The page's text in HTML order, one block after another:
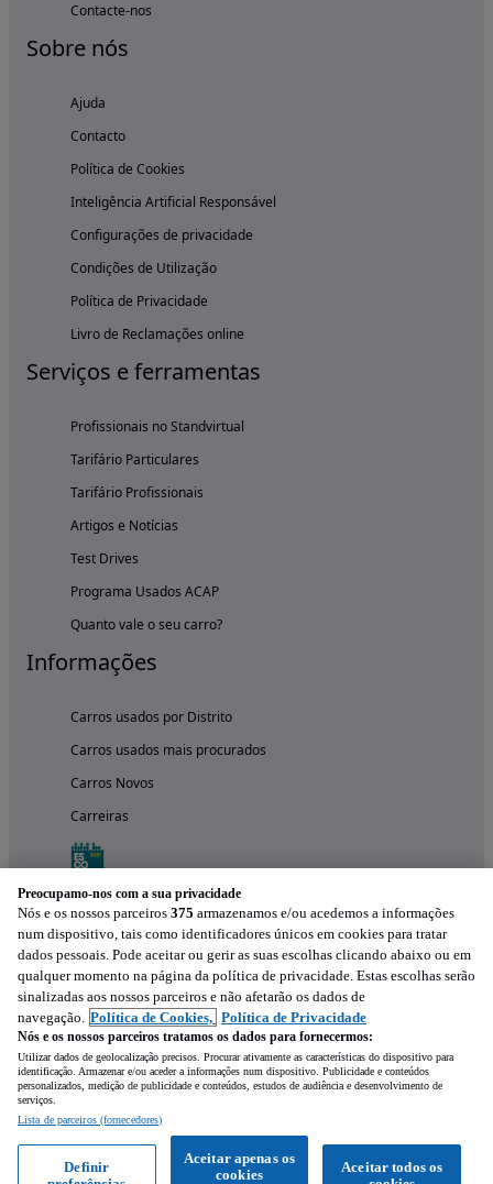
Contacte-nos
Sobre nós
Ajuda
Contacto
Política de Cookies
Inteligência Artificial Responsável
Configurações de privacidade
Condições de Utilização
Política de Privacidade
Livro de Reclamações online
Serviços e ferramentas
Profissionais no Standvirtual
Tarifário Particulares
Tarifário Profissionais
Artigos e Notícias
Test Drives
Programa Usados ACAP
Quanto vale o seu carro?
Informações
Carros usados por Distrito
Carros usados mais procurados
Carros Novos
Carreiras
Experimenta a aplicação
Preocupamo-nos com a sua privacidade
Nós e os nossos parceiros 375 armazenamos e/ou acedemos a informações
num dispositivo, tais como identificadores únicos em cookies para tratar
dados pessoais. Pode aceitar ou gerir as suas escolhas clicando abaixo ou em
qualquer momento na página da política de privacidade. Estas escolhas serão
sinalizadas aos nossos parceiros e não afetarão os dados de
navegação. Política de Cookies, Política de Privacidade
Nós e os nossos parceiros tratamos os dados para fornecermos:
Utilizar dados de geolocalização precisos. Procurar ativamente as características do dispositivo para
identificação. Armazenar e/ou aceder a informações num dispositivo. Publicidade e conteúdos
personalizados, medição de publicidade e conteúdos, estudos de audiência e desenvolvimento de
serviços.
Lista de parceiros (fornecedores)
Aceitar todos os
Aceitar apenas os
cookies
Definir